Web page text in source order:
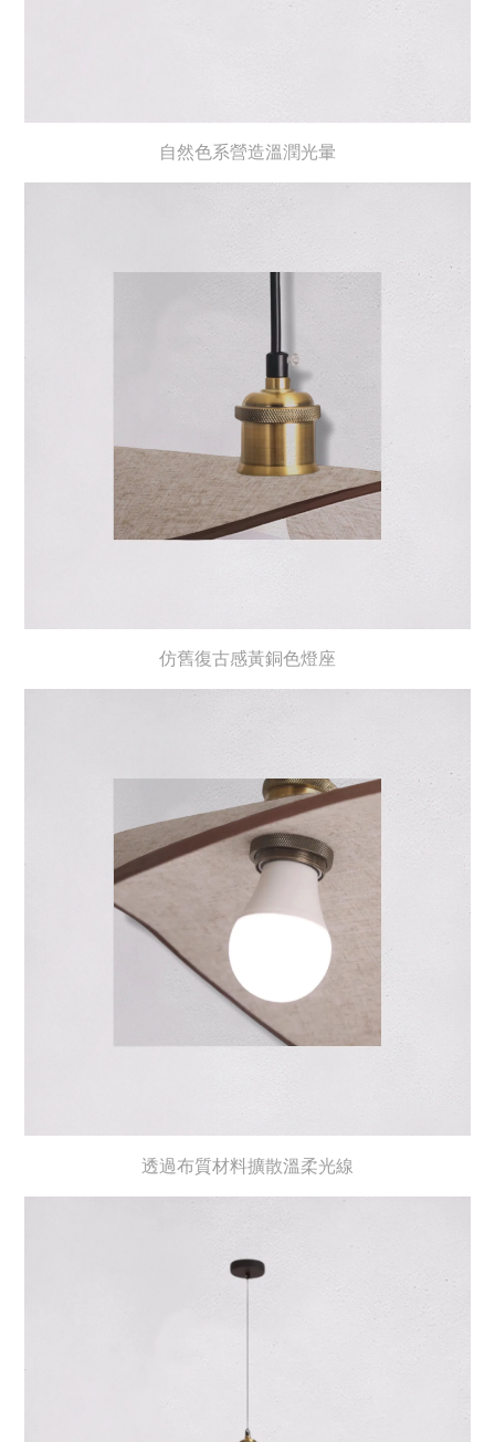
自然色系營造溫潤光暈
仿舊復古感黃銅色燈座
透過布質材料擴散溫柔光線